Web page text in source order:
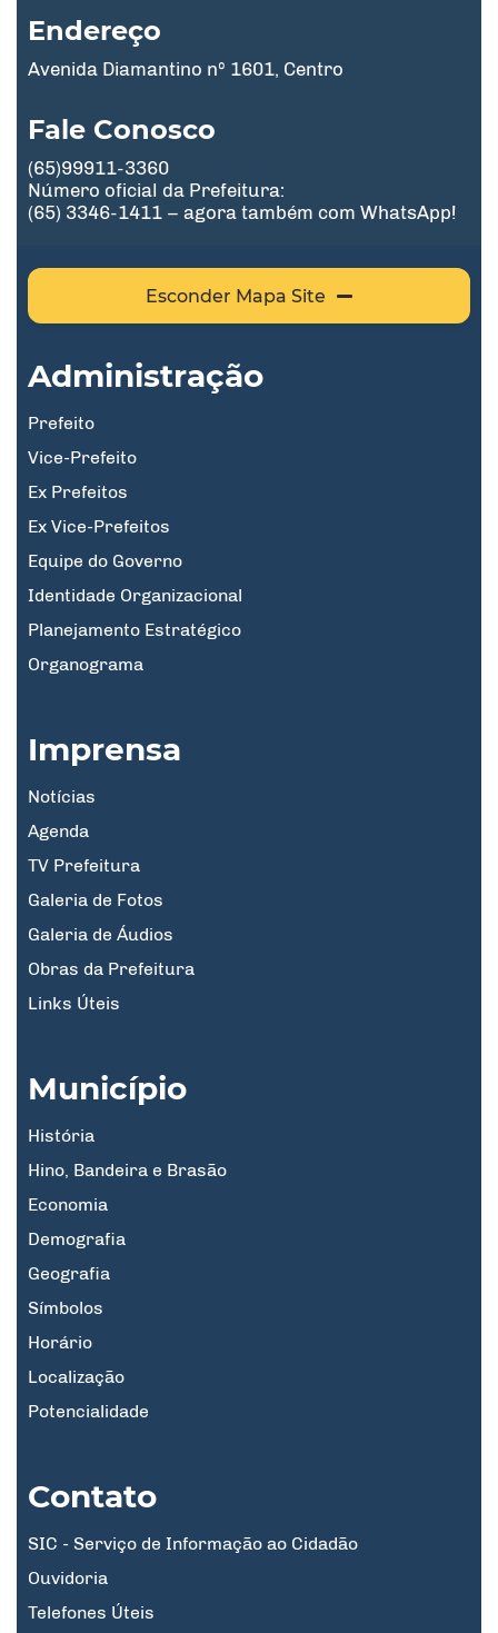
Endereço
Avenida Diamantino nº 1601, Centro
Fale Conosco
(65)99911-3360
Número oficial da Prefeitura:
(65) 3346-1411 – agora também com WhatsApp!
Esconder Mapa Site
Administração
Prefeito
Vice-Prefeito
Ex Prefeitos
Ex Vice-Prefeitos
Equipe do Governo
Identidade Organizacional
Planejamento Estratégico
Organograma
Imprensa
Notícias
Agenda
TV Prefeitura
Galeria de Fotos
Galeria de Áudios
Obras da Prefeitura
Links Úteis
Município
História
Hino, Bandeira e Brasão
Economia
Demografia
Geografia
Símbolos
Horário
Localização
Potencialidade
Contato
SIC - Serviço de Informação ao Cidadão
Ouvidoria
Telefones Úteis